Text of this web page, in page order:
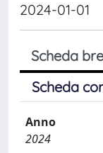
2024-01-01
Scheda
Scheda
Anno
2024